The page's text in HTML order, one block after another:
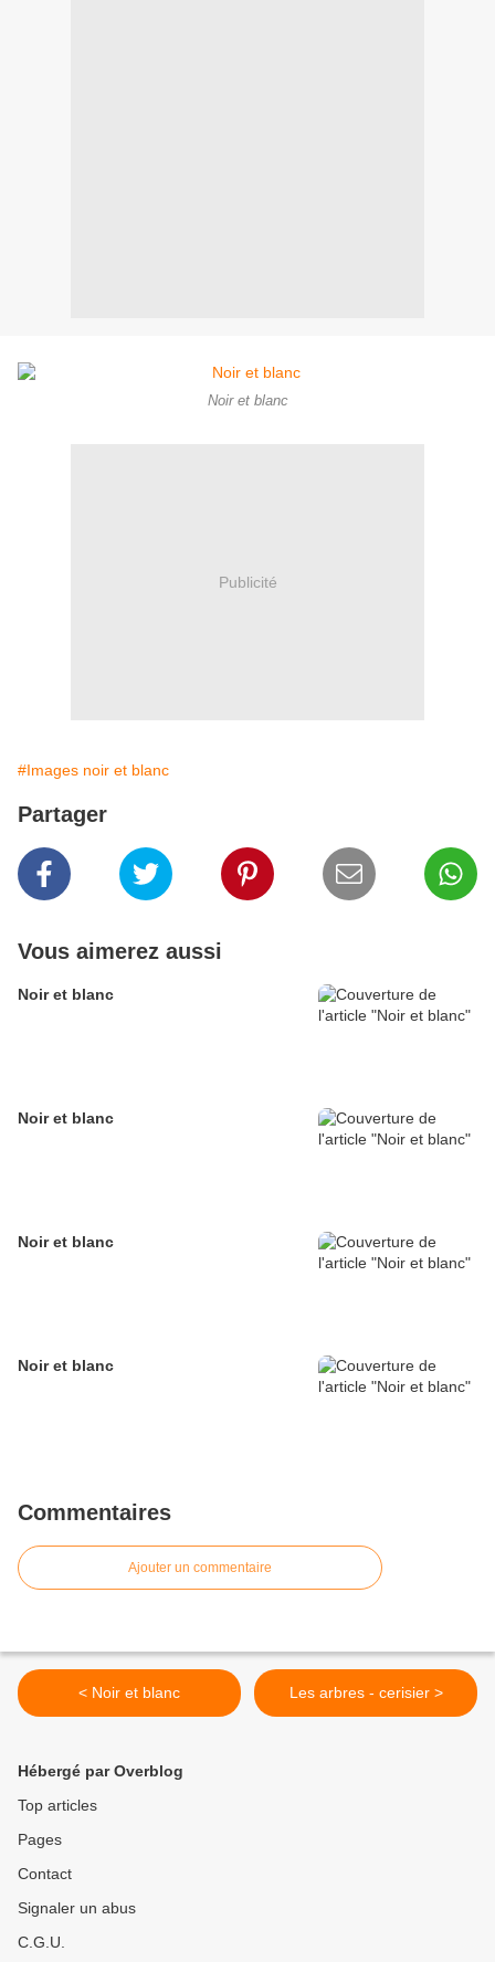
Noir et blanc
Publicité
#Images noir et blanc
Partager
Vous aimerez aussi
Noir et blanc
Noir et blanc
Noir et blanc
Noir et blanc
Commentaires
Ajouter un commentaire
< Noir et blanc Les arbres - cerisier >
Hébergé par Overblog
Top articles
Pages
Contact
Signaler un abus
C.G.U.